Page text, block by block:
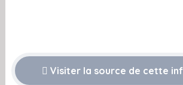
Visiter la source de cette